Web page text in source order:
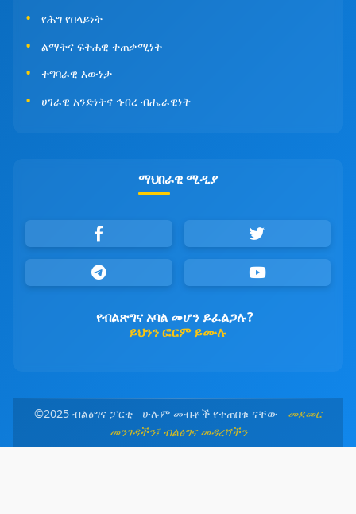
የሕግ የበላይነት
ልማትና ፍትሐዊ ተጠቃሚነት
ተግባራዊ እውነታ
ሀገራዊ አንድነትና ኅብረ ብሔራዊነት
ማህበራዊ ሚዲያ
የብልጽግና አባል መሆን ይፈልጋሉ?
ይህንን ፎርም ይሙሉ
©2025 ብልፅግና ፓርቲ ሁሉም መብቶች የተጠበቁ ናቸው መደመር
መንገዳችን፤ ብልፅግና መዳረሻችን